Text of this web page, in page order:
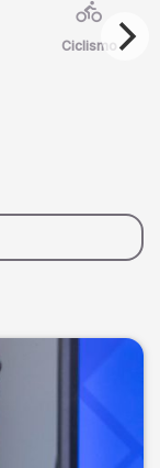
Ciclismo